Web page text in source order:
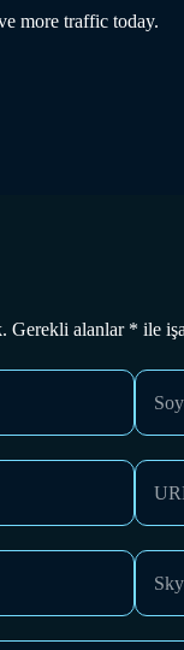
more traffic today.
Gerekli alanlar * ile